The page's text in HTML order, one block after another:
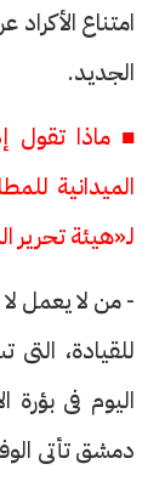
امتناع
الجديد.
■ ماذا تقول
الميدانية
لـ«هيئة تحرير
- من لا يعمل
للقيادة،
اليوم فى بؤرة
دمشق تأتى